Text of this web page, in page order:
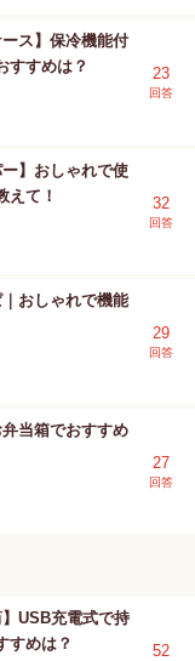
ース】保冷機能付
すすめは？
23
回答
ー】おしゃれで使
えて！
32
回答
おしゃれで機能
29
回答
当箱でおすすめ
27
回答
】USB充電式で持
すめは？
52